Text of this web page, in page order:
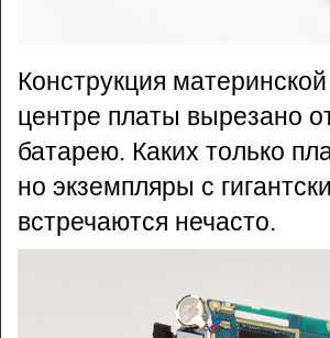
Конструкция
центре платы вырезано
батарею. Каких только
но экземпляры с
встречаются нечасто.